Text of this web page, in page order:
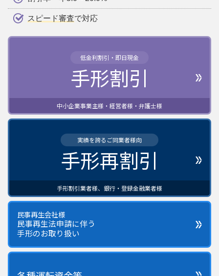
スピード審査で対応
低金利割引・即日現金
手形割引
中小企業事業主様・経営者様・弁護士様
実績を誇るご同業者様向
手形再割引
手形割引業者様、銀行・登録金融業者様
民事再生会社様
民事再生法申請に伴う
手形のお取り扱い